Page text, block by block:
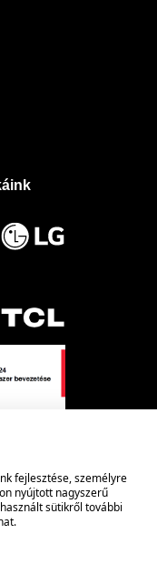
fejlesztése, személyre
nyújtott nagyszerű
sütikről további